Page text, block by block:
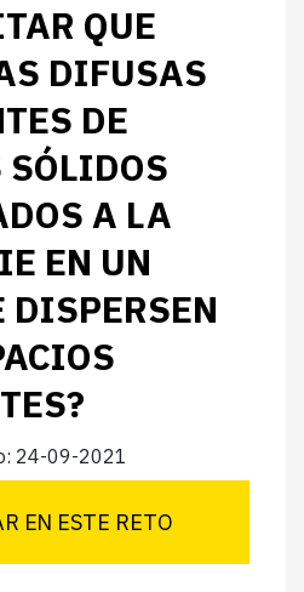
QUE
DIFUSAS
DE
SÓLIDOS
A LA
EN UN
DISPERSEN
24-09-2021
EN ESTE RETO